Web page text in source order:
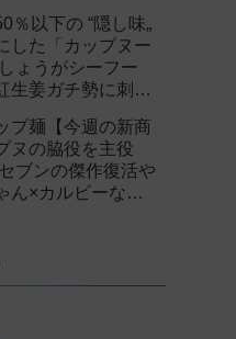
％以下の “隠し味„
した「カップヌー
ょうがシーフー
生姜ガチ勢に刺さ
プ麺【今週の新商
ヌの脇役を主役
ブンの傑作復活や
ん×カルビーなど